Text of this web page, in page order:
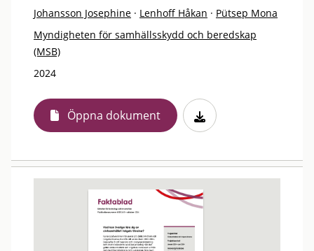
Johansson Josephine · Lenhoff Håkan · Pütsep Mona
Myndigheten för samhällsskydd och beredskap
(MSB)
2024
Öppna dokument